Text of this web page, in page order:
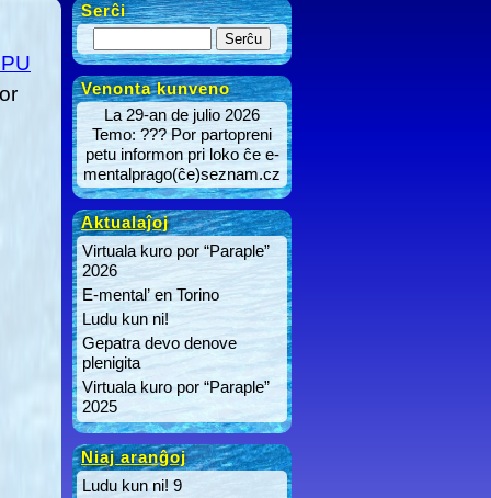
Serĉi
Venonta kunveno
La 29-an de julio 2026
Temo: ??? Por partopreni
petu informon pri loko ĉe e-
mentalprago(ĉe)seznam.cz
Aktualaĵoj
Virtuala kuro por “Paraple”
2026
E-mental’ en Torino
Ludu kun ni!
Gepatra devo denove
plenigita
Virtuala kuro por “Paraple”
2025
Niaj aranĝoj
Ludu kun ni! 9